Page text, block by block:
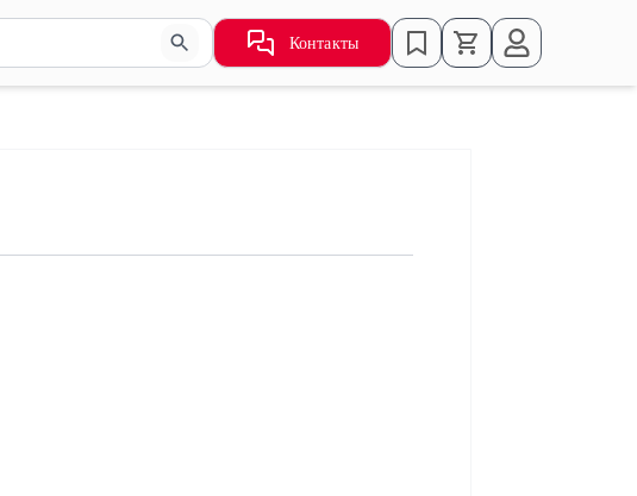
используйте стрелки для навигации по результатам.
Контакты